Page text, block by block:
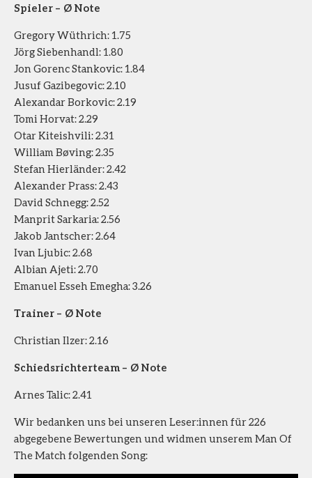
Spieler – Ø Note
Gregory Wüthrich: 1.75
Jörg Siebenhandl: 1.80
Jon Gorenc Stankovic: 1.84
Jusuf Gazibegovic: 2.10
Alexandar Borkovic: 2.19
Tomi Horvat: 2.29
Otar Kiteishvili: 2.31
William Bøving: 2.35
Stefan Hierländer: 2.42
Alexander Prass: 2.43
David Schnegg: 2.52
Manprit Sarkaria: 2.56
Jakob Jantscher: 2.64
Ivan Ljubic: 2.68
Albian Ajeti: 2.70
Emanuel Esseh Emegha: 3.26
Trainer – Ø Note
Christian Ilzer: 2.16
Schiedsrichterteam – Ø Note
Arnes Talic: 2.41
Wir bedanken uns bei unseren Leser:innen für 226
abgegebene Bewertungen und widmen unserem Man Of
The Match folgenden Song: